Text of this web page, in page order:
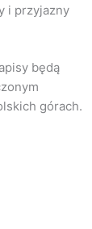
i przyjazny
będą
górach.